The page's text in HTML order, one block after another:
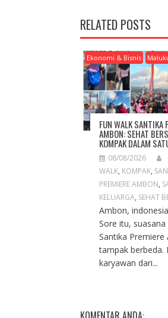
N
A
V
G
A
T
O
N
RELATED POSTS
Ekonomi & Bisnis
FUN WALK SANTIKA
AMBON: SEHAT
KOMPAK DALAM
08/08/2026
WALK, KOMPAK,
PREMIERE AMBON,
KELUARGA, SEHAT
Ambon,
Sore itu,
Santika Premiere
tampak berbeda.
karyawan dari...